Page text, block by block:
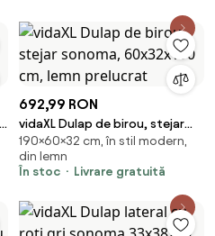
692,99 RON
vidaXL Dulap de birou, stejar
sonoma, 60x32x190 cm, lemn
prelucrat
190×60×32 cm, în stil modern,
din lemn
În stoc
Livrare gratuită